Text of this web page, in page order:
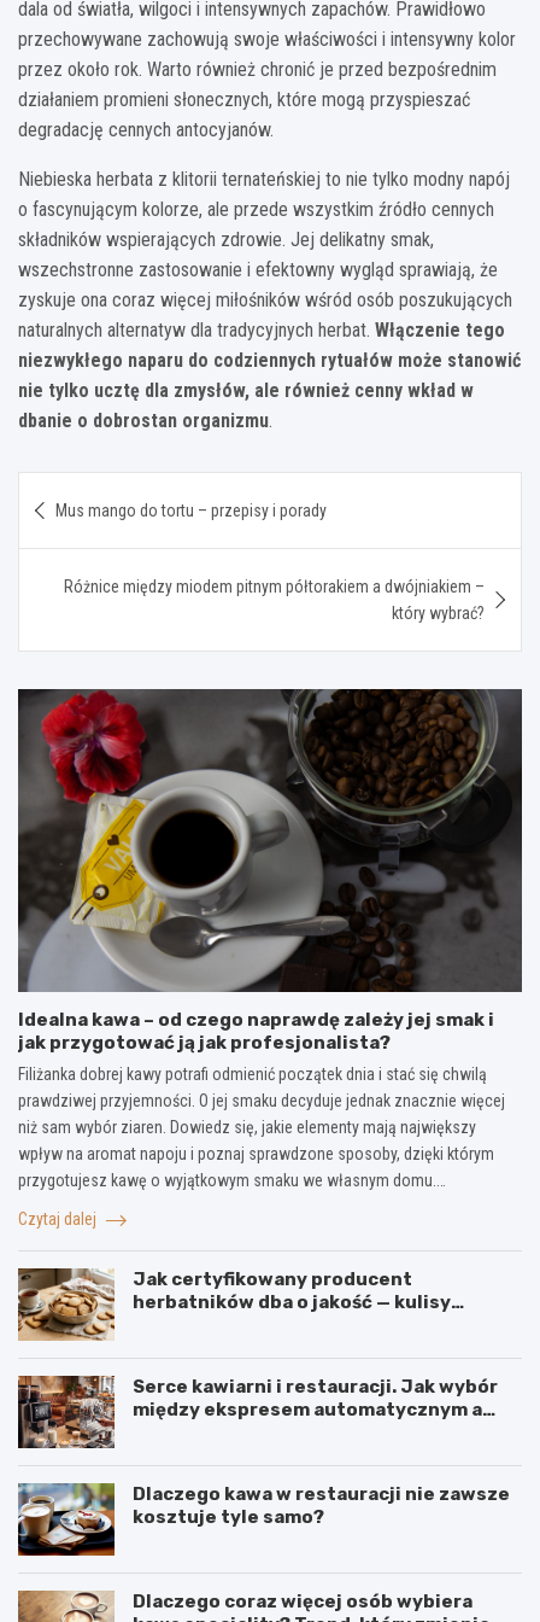
dala od światła, wilgoci i intensywnych zapachów. Prawidłowo
przechowywane zachowują swoje właściwości i intensywny kolor
przez około rok. Warto również chronić je przed bezpośrednim
działaniem promieni słonecznych, które mogą przyspieszać
degradację cennych antocyjanów.
Niebieska herbata z klitorii ternateńskiej to nie tylko modny napój
o fascynującym kolorze, ale przede wszystkim źródło cennych
składników wspierających zdrowie. Jej delikatny smak,
wszechstronne zastosowanie i efektowny wygląd sprawiają, że
zyskuje ona coraz więcej miłośników wśród osób poszukujących
naturalnych alternatyw dla tradycyjnych herbat. Włączenie tego
niezwykłego naparu do codziennych rytuałów może stanowić
nie tylko ucztę dla zmysłów, ale również cenny wkład w
dbanie o dobrostan organizmu.
wpisu
Mus mango do tortu – przepisy i porady
Różnice między miodem pitnym półtorakiem a dwójniakiem –
który wybrać?
Idealna kawa – od czego naprawdę zależy jej smak i
jak przygotować ją jak profesjonalista?
Filiżanka dobrej kawy potrafi odmienić początek dnia i stać się chwilą
prawdziwej przyjemności. O jej smaku decyduje jednak znacznie więcej
niż sam wybór ziaren. Dowiedz się, jakie elementy mają największy
wpływ na aromat napoju i poznaj sprawdzone sposoby, dzięki którym
przygotujesz kawę o wyjątkowym smaku we własnym domu.…
Czytaj dalej
Jak certyfikowany producent
herbatników dba o jakość — kulisy
Serce kawiarni i restauracji. Jak wybór
między ekspresem automatycznym a
Dlaczego kawa w restauracji nie zawsze
kosztuje tyle samo?
Dlaczego coraz więcej osób wybiera